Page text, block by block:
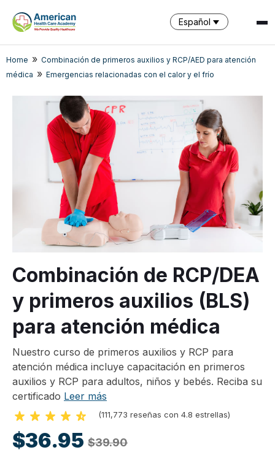
Español
Home » Combinación de primeros auxilios y RCP/AED para atención
médica » Emergencias relacionadas con el calor y el frío
Combinación de RCP/DEA
y primeros auxilios (BLS)
para atención médica
Nuestro curso de primeros auxilios y RCP para
atención médica incluye capacitación en primeros
auxilios y RCP para adultos, niños y bebés. Reciba su
certificado Leer más
(111,773 reseñas con 4.8 estrellas)
$36.95 $39.90
SPARK
AI Assistant · AHCA